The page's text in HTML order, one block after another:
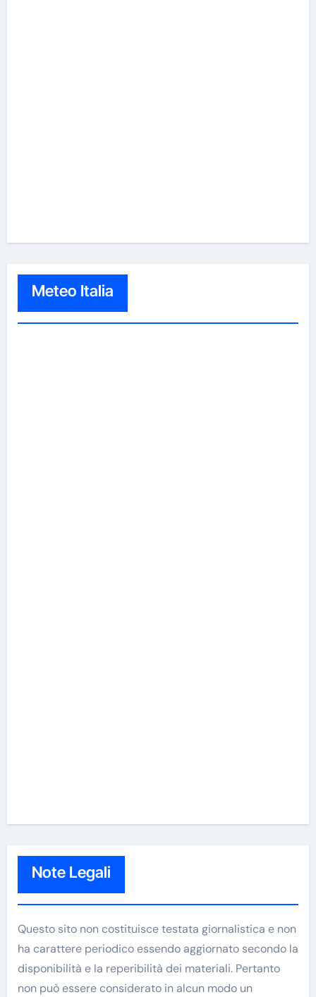
Meteo Italia
Note Legali
Questo sito non costituisce testata giornalistica e non
ha carattere periodico essendo aggiornato secondo la
disponibilità e la reperibilità dei materiali. Pertanto
non può essere considerato in alcun modo un